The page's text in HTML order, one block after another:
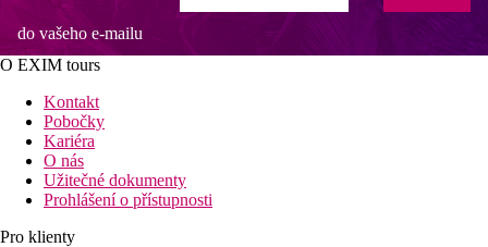
do vašeho e-mailu
O EXIM tours
Kontakt
Pobočky
Kariéra
O nás
Užitečné dokumenty
Prohlášení o přístupnosti
Pro klienty